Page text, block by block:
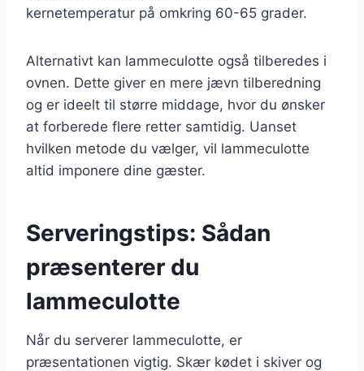
kernetemperatur på omkring 60-65 grader.
Alternativt kan lammeculotte også tilberedes i
ovnen. Dette giver en mere jævn tilberedning
og er ideelt til større middage, hvor du ønsker
at forberede flere retter samtidig. Uanset
hvilken metode du vælger, vil lammeculotte
altid imponere dine gæster.
Serveringstips: Sådan
præsenterer du
lammeculotte
Når du serverer lammeculotte, er
præsentationen vigtig. Skær kødet i skiver og